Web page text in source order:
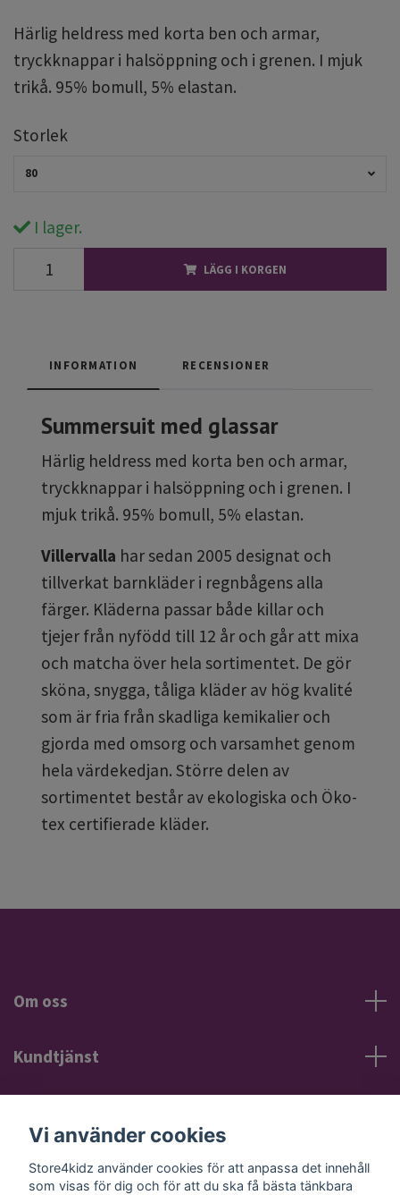
Härlig heldress med korta ben och armar,
tryckknappar i halsöppning och i grenen. I mjuk
trikå. 95% bomull, 5% elastan.
Storlek
80
I lager.
LÄGG I KORGEN
INFORMATION RECENSIONER
Summersuit med glassar
Härlig heldress med korta ben och armar,
tryckknappar i halsöppning och i grenen. I
mjuk trikå. 95% bomull, 5% elastan.
Villervalla har sedan 2005 designat och
tillverkat barnkläder i regnbågens alla
färger. Kläderna passar både killar och
tjejer från nyfödd till 12 år och går att mixa
och matcha över hela sortimentet. De gör
sköna, snygga, tåliga kläder av hög kvalité
som är fria från skadliga kemikalier och
gjorda med omsorg och varsamhet genom
hela värdekedjan. Större delen av
sortimentet består av ekologiska och Öko-
tex certifierade kläder.
Om oss
Kundtjänst
Sociala medier
Vi använder cookies
Store4kidz använder cookies för att anpassa det innehåll
som visas för dig och för att du ska få bästa tänkbara